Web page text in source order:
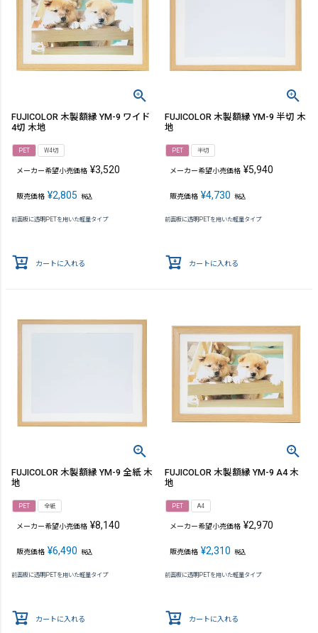
FUJICOLOR 木製額縁 YM-9 ワイド
4切 木地
PET W4切
メーカー希望小売価格 ¥3,520
販売価格 ¥2,805 税込
前面板に透明PETを用いた軽量タイプ
カートに入れる
FUJICOLOR 木製額縁 YM-9 半切 木
地
PET 半切
メーカー希望小売価格 ¥5,940
販売価格 ¥4,730 税込
前面板に透明PETを用いた軽量タイプ
カートに入れる
FUJICOLOR 木製額縁 YM-9 全紙 木
地
PET 全紙
メーカー希望小売価格 ¥8,140
販売価格 ¥6,490 税込
前面板に透明PETを用いた軽量タイプ
カートに入れる
FUJICOLOR 木製額縁 YM-9 A4 木
地
PET A4
メーカー希望小売価格 ¥2,970
販売価格 ¥2,310 税込
前面板に透明PETを用いた軽量タイプ
カートに入れる